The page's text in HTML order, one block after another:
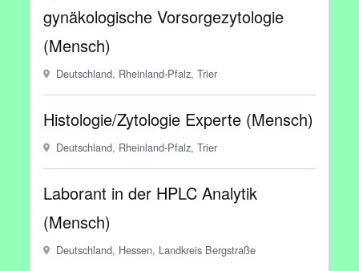
gynäkologische Vorsorgezytologie
(Mensch)
Deutschland, Rheinland-Pfalz, Trier
Histologie/Zytologie Experte (Mensch)
Deutschland, Rheinland-Pfalz, Trier
Laborant in der HPLC Analytik
(Mensch)
Deutschland, Hessen, Landkreis Bergstraße